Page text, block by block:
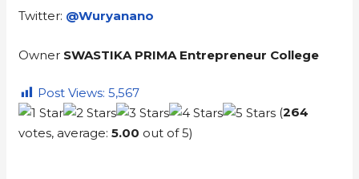
Twitter: @Wuryanano
Owner SWASTIKA PRIMA Entrepreneur College
Post Views: 5,567
(264
votes, average:5.00 out of 5)